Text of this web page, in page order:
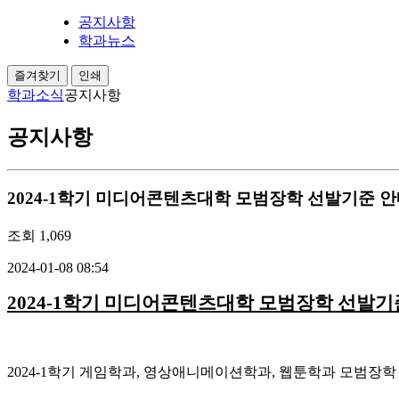
공지사항
학과뉴스
즐겨찾기 인쇄
학과소식공지사항
공지사항
2024-1학기 미디어콘텐츠대학 모범장학 선발기준 안
조회 1,069
2024-01-08 08:54
2024-1학기 미디어콘텐츠대학 모범장학 선발기
2024-1학기 게임학과, 영상애니메이션학과, 웹툰학과 모범장